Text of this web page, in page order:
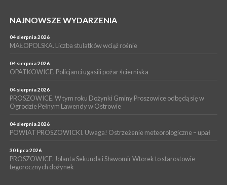
15 lipca 2026
Czwartki w Bibliotece”
14 lipca 2026
PROSZOWICE. 26 lipca odbędzie się XII Marsz Rzeczpospolitej
WYDARZENIA
13 lipca 2026
Szpitalu im. Ojca Rafała z Proszowic już działa
NAJNOWSZE WYDARZENIA
04 sierpnia 2026
MAŁOPOLSKA. Liczba stulatków wciąż rośnie
04 sierpnia 2026
OPATKOWICE. Policjanci ugasili pożar ścierniska
04 sierpnia 2026
PROSZOWICE. W tym roku Dożynki Gminy Proszowice odbędą się w
Ogrodzie Pełnym Lawendy w Ostrowie
04 sierpnia 2026
POWIAT PROSZOWICKI. Uwaga! Ostrzeżenie meteorologiczne – upał
30 lipca 2026
PROSZOWICE. Jolanta Sekunda i Sławomir Wtorek to starostowie
tegorocznych dożynek